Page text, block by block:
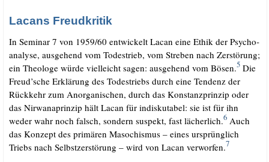
Lacans Freudkritik
In Semi­nar 7 von 1959/​60 ent­wi­ckelt Lacan eine Ethik der Psy­cho­
ana­ly­se, aus­ge­hend vom Todes­trieb, vom Stre­ben nach Zer­stö­rung;
ein Theo­lo­ge wür­de viel­leicht sagen: aus­ge­hend vom Bösen.5Die
Freud’sche Erklä­rung des Todes­triebs durch eine Ten­denz der
Rück­kehr zum Anor­ga­ni­schen, durch das Kon­stanz­prin­zip oder
das Nir­wa­na­prin­zip hält Lacan für indis­ku­ta­bel: sie ist für ihn
weder wahr noch falsch, son­dern suspekt, fast lächer­lich.6Auch
das Kon­zept des pri­mä­ren Maso­chis­mus – eines ursprüng­lich
Triebs nach Selbst­zer­stö­rung – wird von Lacan ver­wor­fen.7